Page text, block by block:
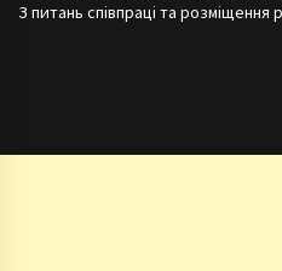
З питань співпраці та розміщення